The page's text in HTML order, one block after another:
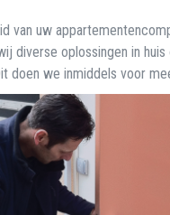
van uw
diverse oplossingen in
we inmiddels voor